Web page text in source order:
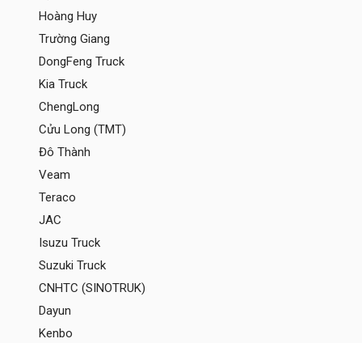
Hoàng Huy
Trường Giang
DongFeng Truck
Kia Truck
ChengLong
Cửu Long (TMT)
Đô Thành
Veam
Teraco
JAC
Isuzu Truck
Suzuki Truck
CNHTC (SINOTRUK)
Dayun
Kenbo